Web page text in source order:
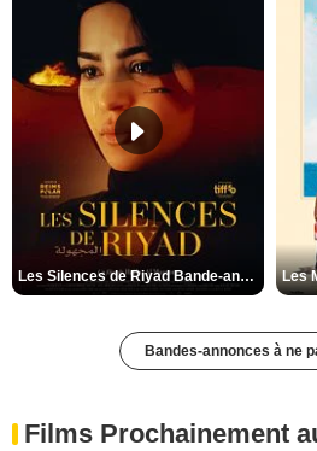
Les Silences de Riyad Bande-annonce VO STFR
Bandes-annonces à ne
Films Prochainement